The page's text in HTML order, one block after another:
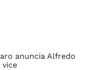
anuncia Alfredo
vice